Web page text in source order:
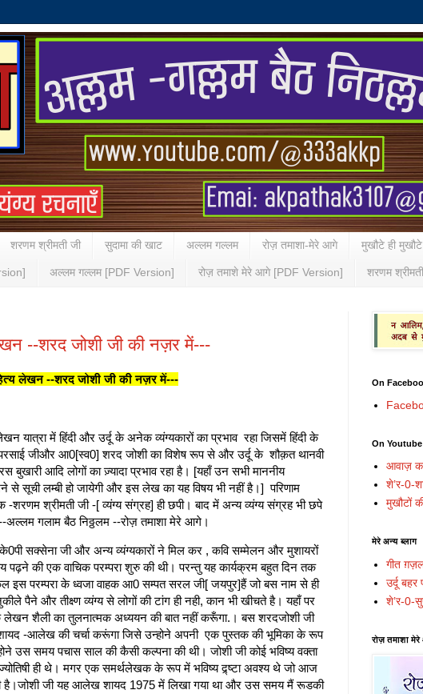
शरणम श्रीमती जी सुदामा की खाट अल्लम गल्लम रोज़ तमाशा-मेरे आगे मुखौटे ही मुखौटे
अल्लम गल्लम [PDF Version] रोज़ तमाशे मेरे आगे [PDF Version] शरणम
--शरद जोशी जी की नज़र में---
लेखन --शरद जोशी जी की नज़र में---
यात्रा में हिंदी और उर्दू के अनेक व्यंग्यकारों का प्रभाव रहा जिसमें हिंदी के
जीऔर आ0[स्व0] शरद जोशी का विशेष रूप से और उर्दू के शौक़त थानवी
बुखारी आदि लोगों का ज़्यादा प्रभाव रहा है। [यहाँ उन सभी माननीय
से सूची लम्बी हो जायेगी और इस लेख का यह विषय भी नहीं है।] परिणाम
-शरणम श्रीमती जी -[ व्यंग्य संग्रह] ही छपी। बाद में अन्य व्यंग्य संग्रह भी छपे
गलाम बैठ निठ्ठलम --रोज़ तमाशा मेरे आगे।
सक्सेना जी और अन्य व्यंग्यकारों ने मिल कर , कवि सम्मेलन और मुशायरों
पढ़नेकी एक वाचिक परम्परा शुरु की थी। परन्तु यह कार्यक्रम बहुत दिन तक
परम्परा के ध्वजा वाहक आ0 सम्पत सरल जी[ जयपुर]हैं जो बस नाम से ही
पैने और तीक्ष्ण व्यंग्य से लोगों की टांग ही नही, कान भी खीचते है। यहाँ पर
लेखन शैली का तुलनात्मक अध्ययन की बात नहीं करूँगा.। बस शरदजोशी जी
-आलेख की चर्चा करूंगा जिसे उन्होने अपनी एक पुस्तक की भूमिका के रूप
उस समय पचास साल की कैसी कल्पना की थी। जोशी जी कोई भविष्य वक्ता
ही थे। मगर एक समर्थलेखक के रूप में भविष्य द्र्ष्टा अवश्य थे जो आज
है।जोशी जी यह आलेख शायद 1975 में लिखा गया था और उस समय मैं रूडकी
On
On Youtube
आवाज़
शे’र-0-
मुखौटों
मेरे अन्य ब्लाग
गीत ग़ज़ल
उर्दू बहर
शे’र-0-
रोज़ तमाशा